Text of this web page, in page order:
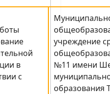
в
с
учреждение
№11 имени
образования